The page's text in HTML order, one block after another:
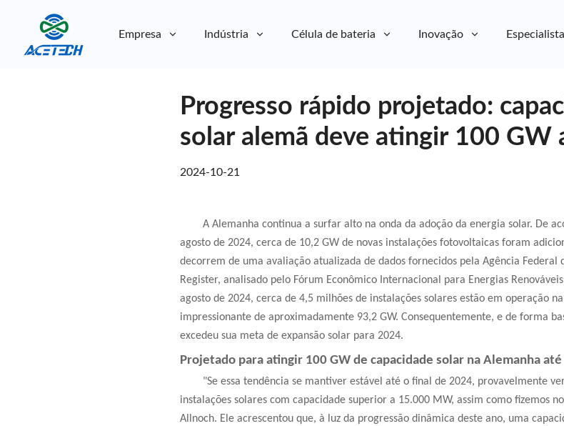
Empresa Indústria Célula de bateria Inovação
Progresso rápido projetado:
solar alemã deve atingir 100 GW
2024-10-21
A Alemanha continua a surfar alto na onda da adoção da energia solar. De
agosto de 2024, cerca de 10,2 GW de novas instalações fotovoltaicas foram
decorrem de uma avaliação atualizada de dados fornecidos pela Agência Federal
Register, analisado pelo Fórum Econômico Internacional para Energias
agosto de 2024, cerca de 4,5 milhões de instalações solares estão em operação
impressionante de aproximadamente 93,2 GW. Consequentemente, e de forma
excedeu sua meta de expansão solar para 2024.
Projetado para atingir 100 GW de capacidade solar na Alemanha
"Se essa tendência se mantiver estável até o final de 2024, provavelmente
instalações solares com capacidade superior a 15.000 MW, assim como fizemos
Allnoch. Ele acrescentou que, à luz da progressão dinâmica deste ano, uma